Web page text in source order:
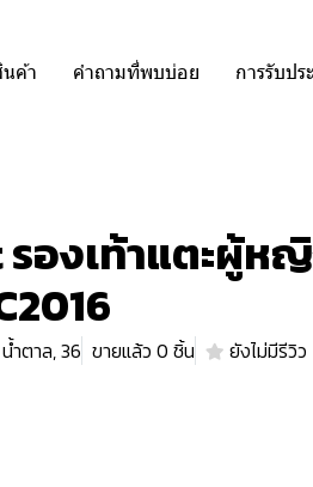
ค้า คำถามที่พบบ่อย การรับป
องเท้าแตะผู้ห
น้ำตาล, 36 ขายแล้ว 0 ชิ้น ยังไม่มีรีวิว